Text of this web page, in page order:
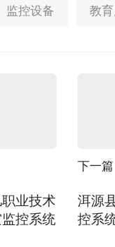
监控设备 教
业技术
控系统
下一篇
洱源
控系